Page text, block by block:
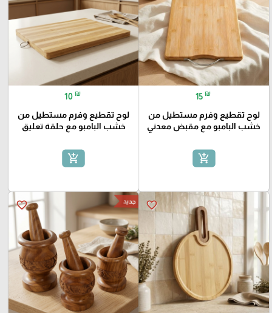
15 ₪
لوح تقطيع وفرم مستطيل من
خشب البامبو مع مقبض معدني
add_shopping_cart
10 ₪
لوح تقطيع وفرم مستطيل من
خشب البامبو مع حلقة تعليق
add_shopping_cart
favorite_border
favorite_border جديد